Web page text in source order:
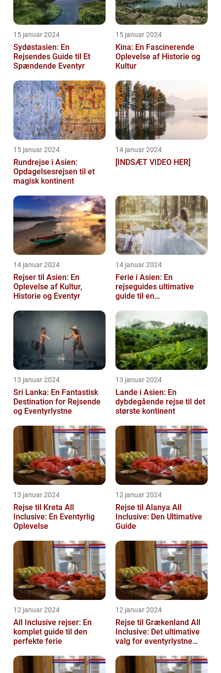
15 januar 2024
Sydøstasien: En
Rejsendes Guide til Et
Spændende Eventyr
15 januar 2024
Kina: En Fascinerende
Oplevelse af Historie og
Kultur
15 januar 2024
Rundrejse i Asien:
Opdagelsesrejsen til et
magisk kontinent
14 januar 2024
[INDSÆT VIDEO HER]
14 januar 2024
Rejser til Asien: En
Oplevelse af Kultur,
Historie og Eventyr
14 januar 2024
Ferie i Asien: En
rejseguides ultimative
guide til en
rejseoplevelse
13 januar 2024
Sri Lanka: En Fantastisk
Destination for Rejsende
og Eventyrlystne
13 januar 2024
Lande i Asien: En
dybdegående rejse til det
største kontinent
13 januar 2024
Rejse til Kreta All
Inclusive: En Eventyrlig
Oplevelse
12 januar 2024
Rejse til Alanya All
Inclusive: Den Ultimative
Guide
12 januar 2024
All Inclusive rejser: En
komplet guide til den
perfekte ferie
12 januar 2024
Rejse til Grækenland All
Inclusive: Det ultimative
valg for eventyrlystne